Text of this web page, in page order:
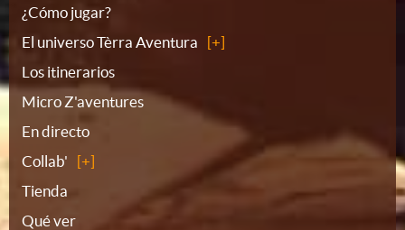
Plano
del
sitio
¿Cómo jugar?
El universo Tèrra Aventura
Los itinerarios
Micro Z'aventures
En directo
Collab'
Tienda
Qué ver